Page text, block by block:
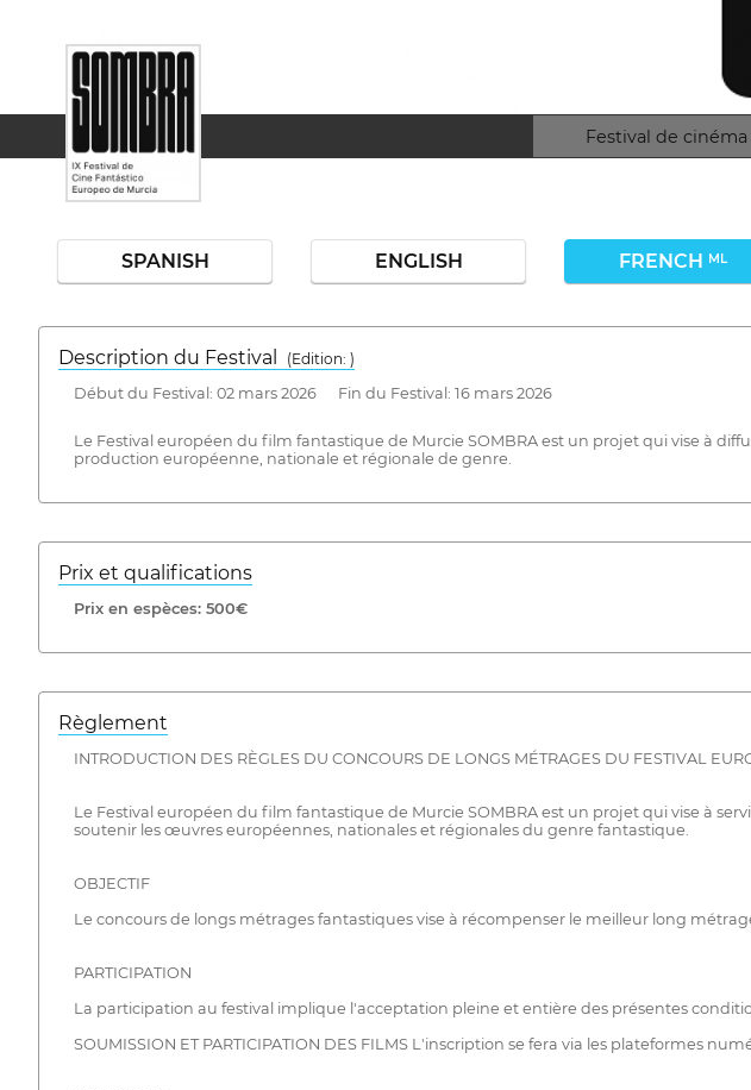
Festival de cinéma
SPANISH ENGLISH FRENCH ML
Description du Festival
( Edition: )
Début du Festival: 02 mars 2026 Fin du Festival: 16 mars 2026
Le Festival européen du film fantastique de Murcie SOMBRA est un projet qui vise à
production européenne, nationale et régionale de genre.
Prix ​​et qualifications
Prix ​​en espèces: 500€
Règlement
INTRODUCTION DES RÈGLES DU CONCOURS DE LONGS MÉTRAGES DU FESTIVAL
Le Festival européen du film fantastique de Murcie SOMBRA est un projet qui vise à
soutenir les œuvres européennes, nationales et régionales du genre fantastique.
OBJECTIF
Le concours de longs métrages fantastiques vise à récompenser le meilleur long
PARTICIPATION
La participation au festival implique l'acceptation pleine et entière des présentes
SOUMISSION ET PARTICIPATION DES FILMS L'inscription se fera via les plateformes